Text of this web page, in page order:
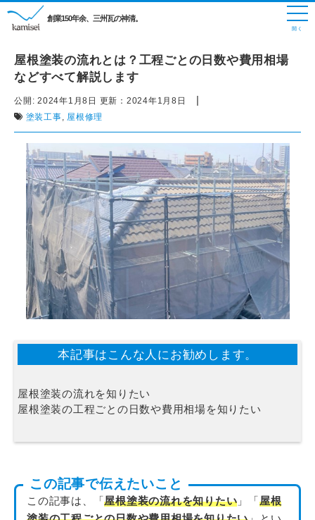
創業150年余、三州瓦の神清。
屋根塗装の流れとは？工程ごとの日数や費用相場
などすべて解説します
公開: 2024年1月8日 更新： 2024年1月8日 |
塗装工事, 屋根修理
本記事はこんな人にお勧めします。
屋根塗装の流れを知りたい
屋根塗装の工程ごとの日数や費用相場を知りたい
この記事で伝えたいこと
この記事は、「屋根塗装の流れを知りたい 」「屋根